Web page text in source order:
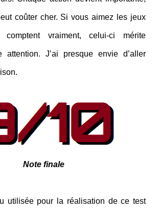
coûter cher. Si vous aimez les jeux
vraiment, celui-ci mérite
attention. J’ai presque envie d’aller
Note finale
utilisée pour la réalisation de ce test